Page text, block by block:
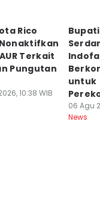
Rico
Terkait
Pungutan
10:38 WIB
untuk
06 Agu
News